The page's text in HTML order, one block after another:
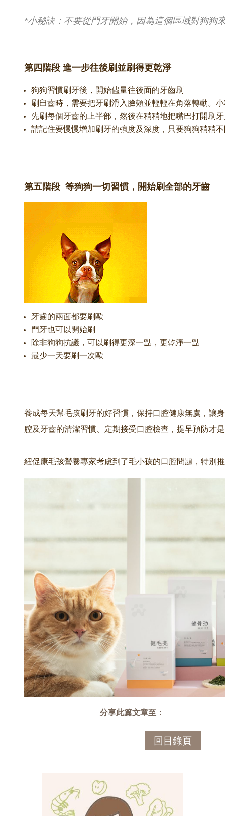
*小秘訣：不要從門牙開始，因為這個區域對狗狗
第四階段 進一步往後刷並刷得更乾淨
狗狗習慣刷牙後，開始儘量往後面的牙齒刷
刷臼齒時，需要把牙刷滑入臉頰並輕輕在角落轉動。
先刷每個牙齒的上半部，然後在稍稍地把嘴巴打開刷
請記住要慢慢增加刷牙的強度及深度，只要狗狗稍稍
第五階段 等狗狗一切習慣，開始刷全部的牙齒
牙齒的兩面都要刷歐
門牙也可以開始刷
除非狗狗抗議，可以刷得更深一點，更乾淨一點
最少一天要刷一次歐
養成每天幫毛孩刷牙的好習慣，保持口腔健康無虞，讓
腔及牙齒的清潔習慣、定期接受口腔檢查，提早預防才
紐促康毛孩營養專家考慮到了毛小孩的口腔問題，特別
分享此篇文章至：
回目錄頁